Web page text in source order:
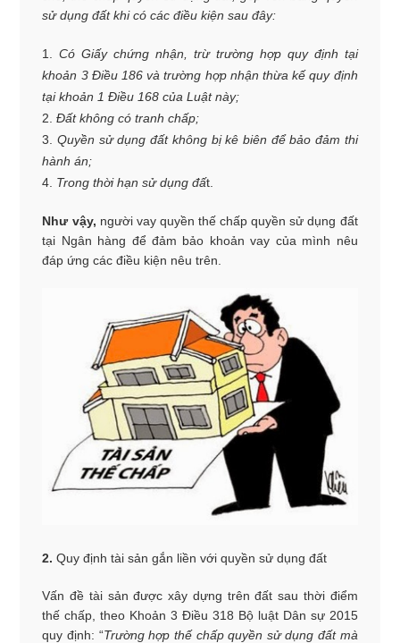
sử dụng đất khi có các điều kiện sau đây:
Có Giấy chứng nhận, trừ trường hợp quy định tại
khoản 3 Điều 186 và trường hợp nhận thừa kế quy định
tại khoản 1 Điều 168 của Luật này;
Đất không có tranh chấp;
Quyền sử dụng đất không bị kê biên để bảo đảm thi
hành án;
Trong thời hạn sử dụng đất.
Như vậy, người vay quyền thế chấp quyền sử dụng đất
tại Ngân hàng để đảm bảo khoản vay của mình nêu
đáp ứng các điều kiện nêu trên.
2.Quy định tài sản gắn liền với quyền sử dụng đất
Vấn đề tài sản được xây dựng trên đất sau thời điểm
thế chấp, theo Khoản 3 Điều 318 Bộ luật Dân sự 2015
quy định: “Trường hợp thế chấp quyền sử dụng đất mà